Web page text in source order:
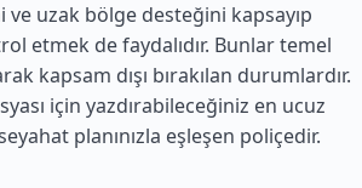
uzak bölge desteğini kapsayıp
etmek de faydalıdır. Bunlar temel
kapsam dışı bırakılan durumlardır.
için yazdırabileceğiniz en ucuz
planınızla eşleşen poliçedir.